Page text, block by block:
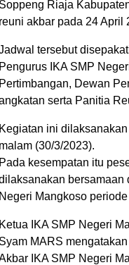
Soppeng Riaja
reuni akbar pada 24 April
tersebut
Pengurus IKA SMP
Pertimbangan, Dewan
serta Panitia
Kegiatan ini
malam (30/3/2023).
Pada kesempatan itu
bersamaan
Negeri Mangkoso
Ketua IKA SMP Negeri
Syam MARS
IKA SMP Negeri